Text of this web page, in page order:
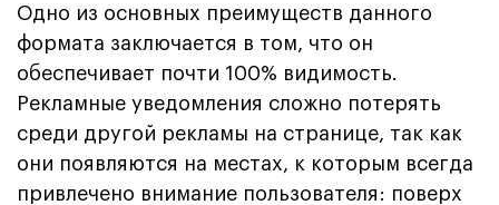
Одно из основных преимуществ данного
формата заключается в том, что он
обеспечивает почти 100% видимость.
Рекламные уведомления сложно потерять
среди другой рекламы на странице, так как
они появляются на местах, к которым всегда
привлечено внимание пользователя: поверх